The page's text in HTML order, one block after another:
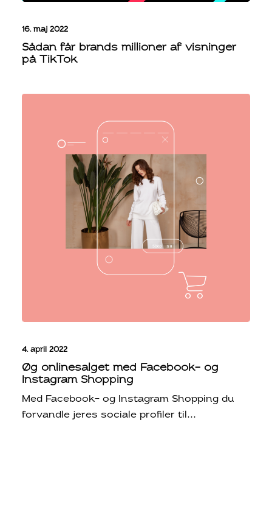
16. maj 2022
Sådan får brands millioner af visninger
på TikTok
4. april 2022
Øg onlinesalget med Facebook- og
Instagram Shopping
Med Facebook- og Instagram Shopping du
forvandle jeres sociale profiler til…